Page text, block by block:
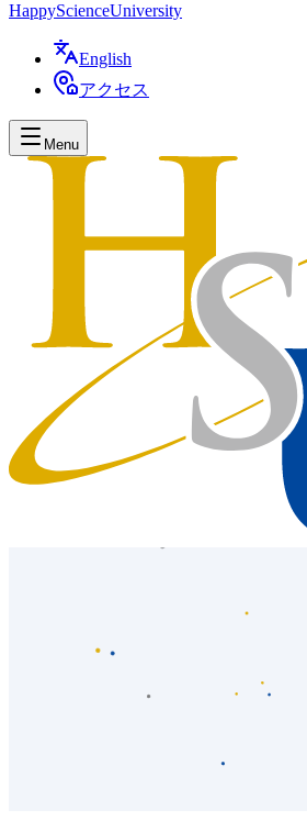
HappyScienceUniversity
English
アクセス
Menu